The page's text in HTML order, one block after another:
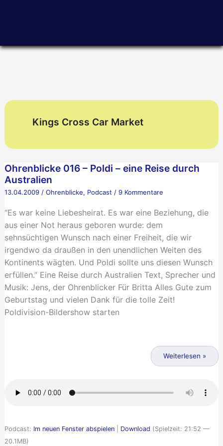
Kings Cross Car Market
Ohrenblicke 016 – Poldi – eine Reise durch
Australien
13.04.2009 / Ohrenblicke, Podcast / 9 Kommentare
“Es war keine Liebesheirat. Es war eine Beziehung, die
aus einer Not heraus geboren wurde: dem
sehnsüchtigen Wunsch nach einer Freiheit, die wir
irgendwo da draußen in den unendlichen Weiten des
Kontinents wägten. Und Poldi sollte uns diesen Wunsch
erfüllen.” Eine Reise durch Australien Text, Sprecher und
Musik: Jens, der Ohrenblicker Für Britta Alles Gute zum
Geburtstag und vielen Dank für die tolle Zeit!
Poldivision-Bildershow starten
durch
Australien
Weiterlesen »
Podcast: Im neuen Fenster abspielen| Download (Spielzeit: 21:52 —
20.1MB)